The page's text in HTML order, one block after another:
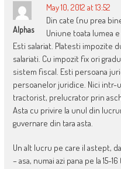
Alphas
May 10, 2012 at 13:52
Din cate (nu prea
Uniune toata lumea e
Esti salariat. Platesti impozite
salariati. Cu impozit fix ori
sistem fiscal. Esti persoana
persoanelor juridice. Nici intr-
tractorist, prelucrator prin
Asta cu privire la unul din
guvernare din tara asta.
Un alt lucru pe care il astept,
– asa, numai azi pana pe la 15-